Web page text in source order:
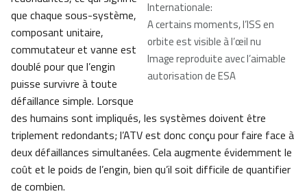
Internationale:
A certains moments, l’ISS en
orbite est visible à l’œil nu
Image reproduite avec l’aimable
autorisation de ESA
que chaque sous-système,
composant unitaire,
commutateur et vanne est
doublé pour que l’engin
puisse survivre à toute
défaillance simple. Lorsque
des humains sont impliqués, les systèmes doivent être
triplement redondants; l’ATV est donc conçu pour faire face à
deux défaillances simultanées. Cela augmente évidemment le
coût et le poids de l’engin, bien qu’il soit difficile de quantifier
de combien.